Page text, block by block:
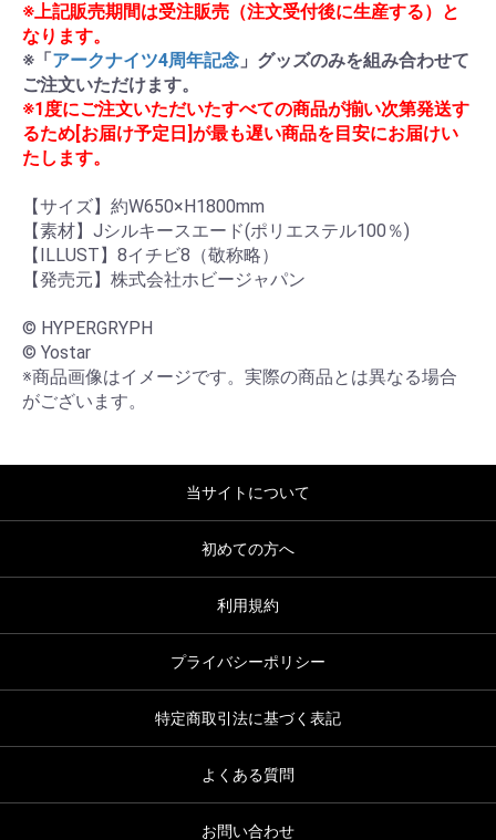
※上記販売期間は受注販売（注文受付後に生産する）と
なります。
※「アークナイツ4周年記念 」グッズのみを組み合わせて
ご注文いただけます。
※1度にご注文いただいたすべての商品が揃い次第発送す
るため[お届け予定日]が最も遅い商品を目安にお届けい
たします。
【サイズ】約W650×H1800mm
【素材】Jシルキースエード(ポリエステル100％)
【ILLUST】8イチビ8（敬称略）
【発売元】株式会社ホビージャパン
© HYPERGRYPH
© Yostar
※商品画像はイメージです。実際の商品とは異なる場合
がございます。
当サイトについて
初めての方へ
利用規約
プライバシーポリシー
特定商取引法に基づく表記
よくある質問
お問い合わせ